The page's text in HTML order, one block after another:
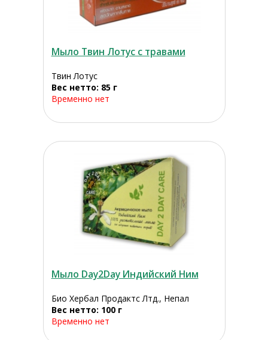
Мыло Твин Лотус с травами
Твин Лотус
Вес нетто: 85 г
Временно нет
Мыло Day2Day Индийский Ним
Био Хербал Продактс Лтд., Непал
Вес нетто: 100 г
Временно нет